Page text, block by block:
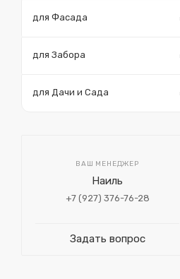
для Фасада
для Забора
для Дачи и Сада
ВАШ МЕНЕДЖЕР
Наиль
+7 (927) 376-76-28
Задать вопрос